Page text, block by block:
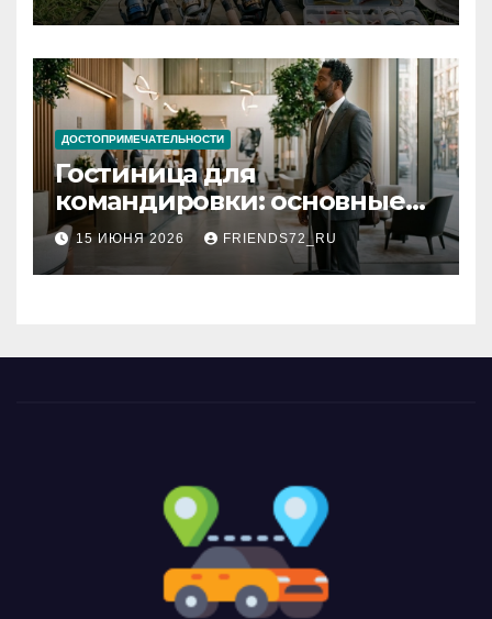
ДОСТОПРИМЕЧАТЕЛЬНОСТИ
Гостиница для
командировки: основные
критерии выбора
15 ИЮНЯ 2026 FRIENDS72_RU